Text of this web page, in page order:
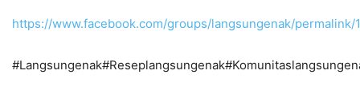
https://www.facebook.com/groups/langsungenak/